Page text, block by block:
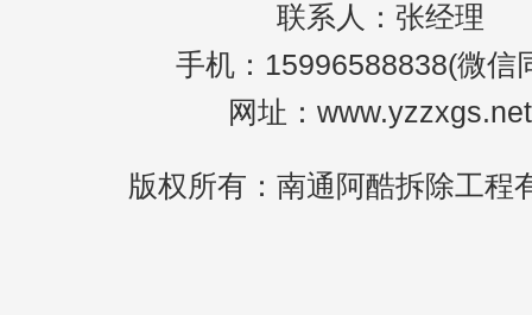
联系人：张经理
手机：15996588838(微信
网址：www.yzzxgs.net
版权所有：南通阿酷拆除工程